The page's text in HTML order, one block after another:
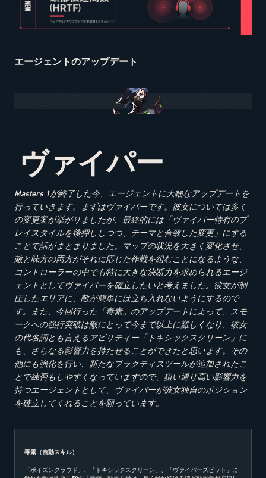
エージェントのアップデート
ヴァイパー
Masters 1が終了した今、エージェントに大幅なアップデートを
行っていきます。まずはヴァイパーです。彼女については多く
の変更案が挙がりましたが、最終的には「ヴァイパー特有のプ
レイスタイルを後押ししつつ、テーマと合致した変更」にする
ことで話がまとまりました。マップの状況を大きく変化させ、
敵と味方の両方がそれに応じた作戦を組むことになるような、
コントローラーの中でも特に大きな決断力を求められるエージ
ェントとしてヴァイパーを確立したいと考えました。彼女が制
圧したエリアに、敵が簡単には立ち入れないようにするので
す。また、今回行った「毒素」のアップデートによって、スモ
ークへの強行突破は敵にとって今まで以上に難しくなり、彼女
の代名詞とも言えるアビリティー「トキシックスクリーン」に
も、さらなる影響力を持たせることができたと思います。その
他にも強化を行い、新たなプラクティスツールが追加されたこ
とで練習もしやすくなっていますので、狙い通り高い影響力を
持つエージェントとして、ヴァイパーが彼女独自のポジション
を確立してくれることを願っています。
毒素（自動スキル）
「ポイズンクラウド」、「トキシックスクリーン」、「ヴァイパーズピット」に